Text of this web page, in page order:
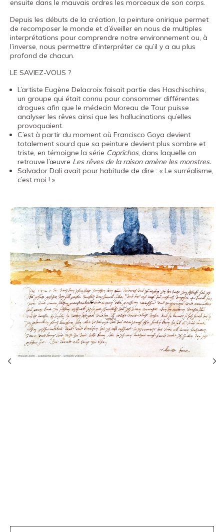
ensuite dans le mauvais ordres les morceaux de son corps.
Depuis les débuts de la création, la peinture onirique permet
de recomposer le monde et d’éveiller en nous de multiples
interprétations pour comprendre notre environnement ou, à
l’inverse, nous permettre d’interpréter ce qu’il y a au plus
profond de chacun.
LE SAVIEZ-VOUS ?
L’artiste Eugène Delacroix faisait partie des Haschischins,
un groupe qui était connu pour consommer différentes
drogues afin que le médecin Moreau de Tour puisse
analyser les rêves ainsi que les hallucinations qu’elles
provoquaient.
C’est à partir du moment où Francisco Goya devient
totalement sourd que sa peinture devient plus sombre et
triste, en témoigne la série Caprichos, dans laquelle on
retrouve l’œuvre Les rêves de la raison amène les monstres.
Salvador Dali avait pour habitude de dire : « Le surréalisme,
c’est moi ! »